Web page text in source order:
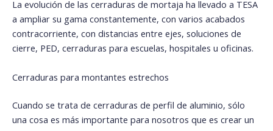
La evolución de las cerraduras de mortaja ha llevado a TESA
a ampliar su gama constantemente, con varios acabados
contracorriente, con distancias entre ejes, soluciones de
cierre, PED, cerraduras para escuelas, hospitales u oficinas.
Cerraduras para montantes estrechos
Cuando se trata de cerraduras de perfil de aluminio, sólo
una cosa es más importante para nosotros que es crear un